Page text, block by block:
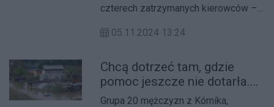
czterech zatrzymanych kierowców –
"Trzeźwy poranek”.
05.11.2024 13:24
Chcą dotrzeć tam, gdzie
pomoc jeszcze nie dotarła.
Mieszkańcy Wielkopolski
Grupa 20 mężczyzn z Kórnika,